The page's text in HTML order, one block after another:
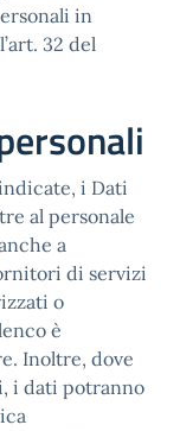
in
32 del
i Dati
al personale
a
di servizi
o
è
Inoltre, dove
i dati potranno